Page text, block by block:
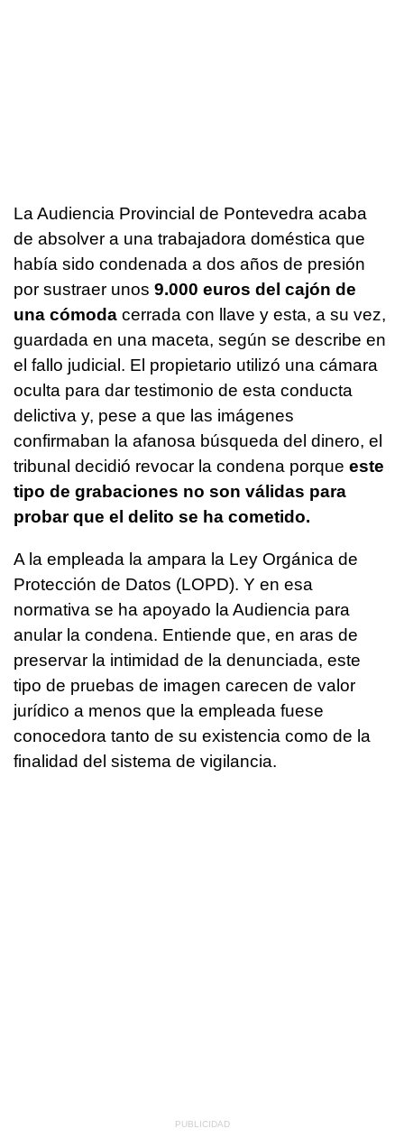
La Audiencia Provincial de Pontevedra acaba
de absolver a una trabajadora doméstica que
había sido condenada a dos años de presión
por sustraer unos 9.000 euros del cajón de
una cómoda cerrada con llave y esta, a su vez,
guardada en una maceta, según se describe en
el fallo judicial. El propietario utilizó una cámara
oculta para dar testimonio de esta conducta
delictiva y, pese a que las imágenes
confirmaban la afanosa búsqueda del dinero, el
tribunal decidió revocar la condena porque este
tipo de grabaciones no son válidas para
probar que el delito se ha cometido.
A la empleada la ampara la Ley Orgánica de
Protección de Datos (LOPD). Y en esa
normativa se ha apoyado la Audiencia para
anular la condena. Entiende que, en aras de
preservar la intimidad de la denunciada, este
tipo de pruebas de imagen carecen de valor
jurídico a menos que la empleada fuese
conocedora tanto de su existencia como de la
finalidad del sistema de vigilancia.